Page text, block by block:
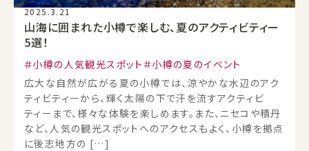
2025.3.21
山海に囲まれた小樽で楽しむ、夏のアクティビティー
5選！
小樽の人気観光スポット
小樽の夏のイベント
広大な自然が広がる夏の小樽では、涼やかな水辺のアク
ティビティーから、輝く太陽の下で汗を流すアクティビ
ティーまで、様々な体験を楽しめます。また、ニセコや積丹
など、人気の観光スポットへのアクセスもよく、小樽を拠点
に後志地方の […]